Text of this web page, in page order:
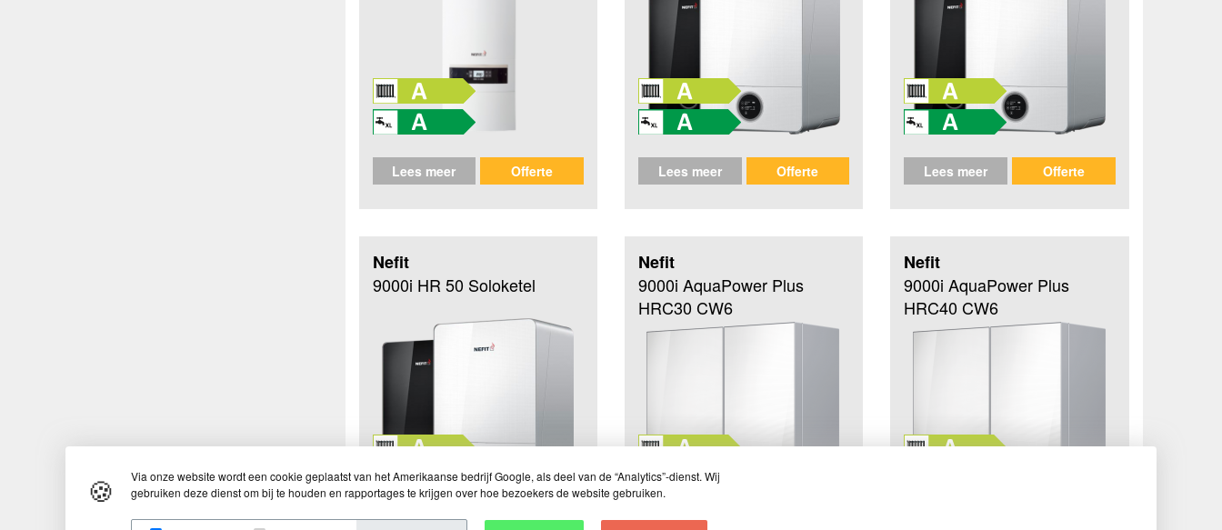
Lees meer Offerte Lees meer Offerte Lees meer Offerte
Nefit
9000i HR 50 Soloketel
Nefit
9000i AquaPower Plus
HRC30 CW6
Nefit
9000i AquaPower Plus
HRC40 CW6
🍪
Via onze website wordt een cookie geplaatst van het Amerikaanse bedrijf Google, als deel van de “Analytics”-dienst. Wij
gebruiken deze dienst om bij te houden en rapportages te krijgen over hoe bezoekers de website gebruiken.